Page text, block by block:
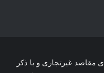
مقاصد غیرتجاری و با ذکر